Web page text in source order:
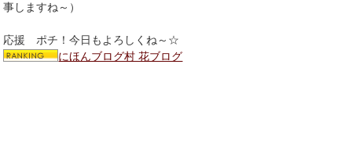
事しますね～）
応援 ポチ！今日もよろしくね～☆
にほんブログ村 花ブログ